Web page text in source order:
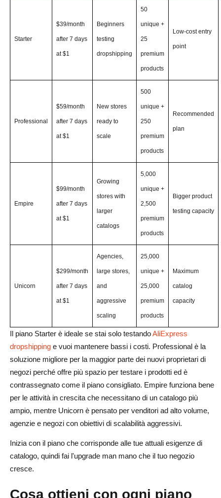
Starter
$39/month
after 7 days
at $1
Beginners
testing
dropshipping
50
unique +
25
premium
products
Low-cost entry
point
Professional
$59/month
after 7 days
at $1
New stores
ready to
scale
500
unique +
250
premium
products
Recommended
plan
Empire
$99/month
after 7 days
at $1
Growing
stores with
larger
catalogs
5,000
unique +
2,500
premium
products
Bigger product
testing capacity
Unicorn
$299/month
after 7 days
at $1
Agencies,
large stores,
and
aggressive
scaling
25,000
unique +
25,000
premium
products
Maximum
catalog
capacity
Il piano Starter è ideale se stai solo testandoAliExpress
dropshipping e vuoi mantenere bassi i costi. Professional è la
soluzione migliore per la maggior parte dei nuovi proprietari di
negozi perché offre più spazio per testare i prodotti ed è
contrassegnato come il piano consigliato. Empire funziona bene
per le attività in crescita che necessitano di un catalogo più
ampio, mentre Unicorn è pensato per venditori ad alto volume,
agenzie e negozi con obiettivi di scalabilità aggressivi.
Inizia con il piano che corrisponde alle tue attuali esigenze di
catalogo, quindi fai l'upgrade man mano che il tuo negozio
cresce.
Cosa ottieni con ogni piano